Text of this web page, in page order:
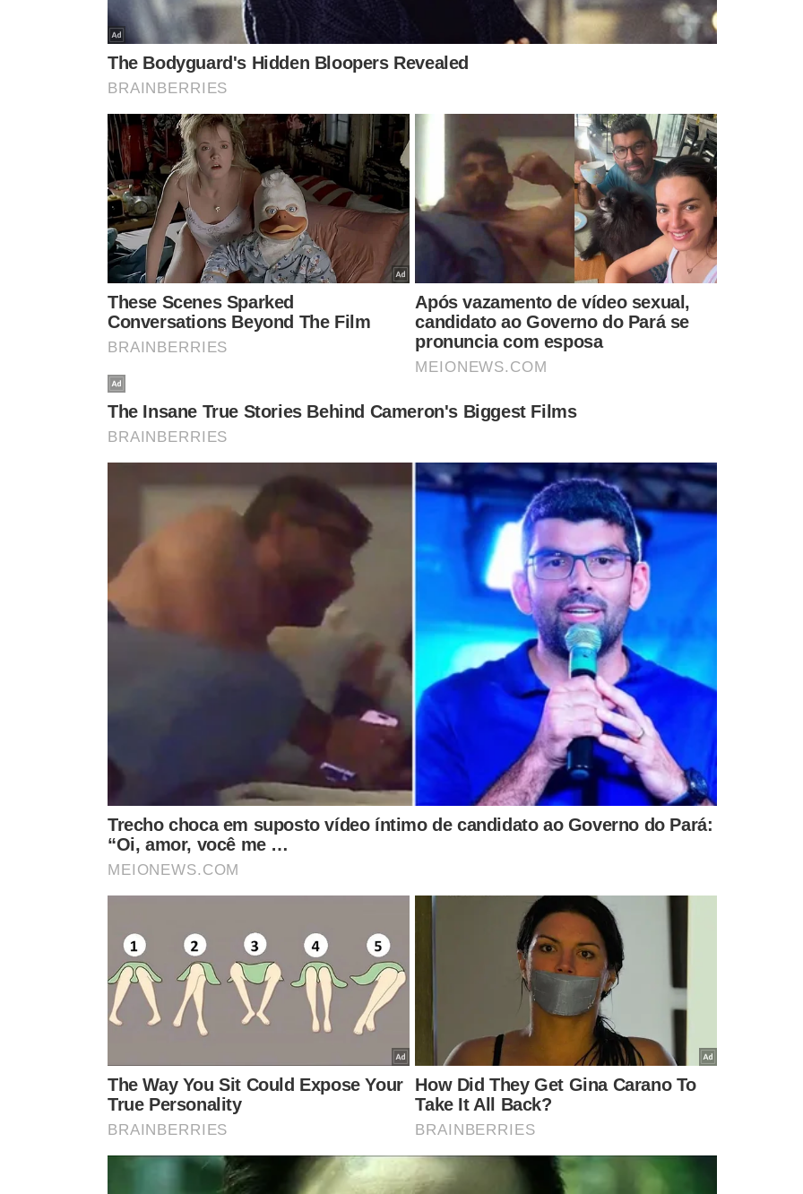
Juliana Baroni integrou o time das Paquitas entre 1990 e 1995 Foto: Reprodução/Instagram
‘’Pra uma criança de 11 anos, era um dinheiro bom, mas não bancava a minha vida. Não é o que as pessoas
pensam. Eu vou dar um dado, não é pra criar polêmica, não, é só pra gente ter uma noção. Se a Xuxa ganhava 80
mil, 100 mil na época para fazer um show, as Paquitas ganhavam 200 reais", afirmou.
Baroni explicou que a rotina era intensa e incluía participações em shows, filmes e gravações de discos. Mesmo
assim, ela garantiu que não foi o bastante para enriquecê-la.
"Era muito trabalho. Como a gente fazia show, filme, gravava disco, tinha o salário da Globo, os salários somados
davam uma boa quantia. Mas não o suficiente pra você ficar rica, comprar apartamento, nada disso, nada, não
tinha isso", completou.